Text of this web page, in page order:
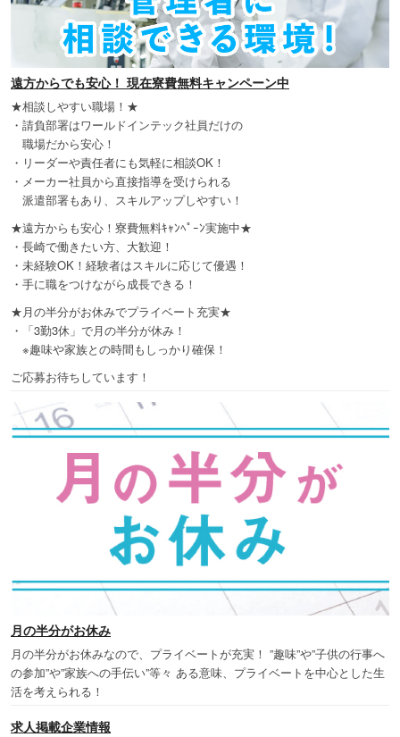
遠方からでも安心！ 現在寮費無料キャンペーン中
★相談しやすい職場！★
・請負部署はワールドインテック社員だけの
職場だから安心！
・リーダーや責任者にも気軽に相談OK！
・メーカー社員から直接指導を受けられる
派遣部署もあり、スキルアップしやすい！
★遠方からも安心！寮費無料ｷｬﾝﾍﾟｰﾝ実施中★
・長崎で働きたい方、大歓迎！
・未経験OK！経験者はスキルに応じて優遇！
・手に職をつけながら成長できる！
★月の半分がお休みでプライベート充実★
・「3勤3休」で月の半分が休み！
※趣味や家族との時間もしっかり確保！
ご応募お待ちしています！
月の半分がお休み
月の半分がお休みなので、プライベートが充実！ ”趣味”や”子供の行事へ
の参加”や”家族への手伝い”等々 ある意味、プライベートを中心とした生
活を考えられる！
求人掲載企業情報